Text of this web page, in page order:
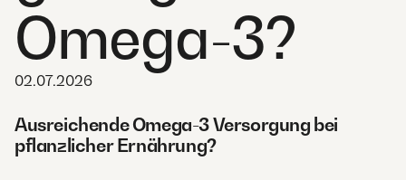
Omega-3?
02.07.2026
Ausreichende Omega-3 Versorgung bei
pflanzlicher Ernährung?